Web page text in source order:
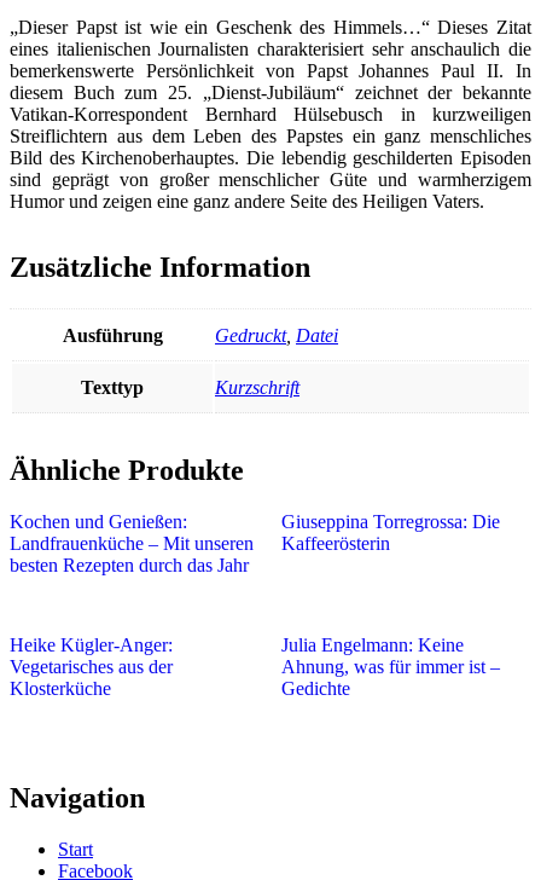
Papstes
Menge
„Dieser Papst ist wie ein Geschenk des Himmels…“ Dieses Zitat
eines italienischen Journalisten charakterisiert sehr anschaulich die
bemerkenswerte Persönlichkeit von Papst Johannes Paul II. In
diesem Buch zum 25. „Dienst-Jubiläum“ zeichnet der bekannte
Vatikan-Korrespondent Bernhard Hülsebusch in kurzweiligen
Streiflichtern aus dem Leben des Papstes ein ganz menschliches
Bild des Kirchenoberhauptes. Die lebendig geschilderten Episoden
sind geprägt von großer menschlicher Güte und warmherzigem
Humor und zeigen eine ganz andere Seite des Heiligen Vaters.
Zusätzliche Information
Ausführung Gedruckt, Datei
Texttyp Kurzschrift
Ähnliche Produkte
Kochen und Genießen:
Landfrauenküche – Mit unseren
besten Rezepten durch das Jahr
Giuseppina Torregrossa: Die
Kaffeerösterin
Heike Kügler-Anger:
Vegetarisches aus der
Klosterküche
Julia Engelmann: Keine
Ahnung, was für immer ist –
Gedichte
Navigation
Start
Facebook